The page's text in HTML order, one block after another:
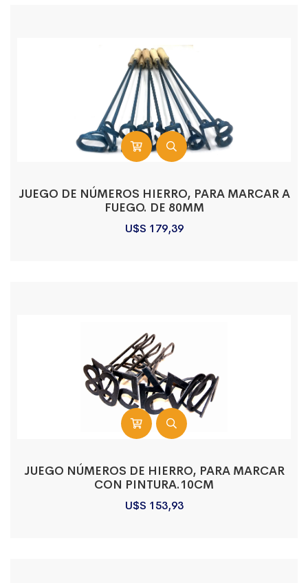
JUEGO DE NÚMEROS HIERRO, PARA MARCAR A
FUEGO. DE 80MM
U$S 179,39
JUEGO NÚMEROS DE HIERRO, PARA MARCAR
CON PINTURA.10CM
U$S 153,93